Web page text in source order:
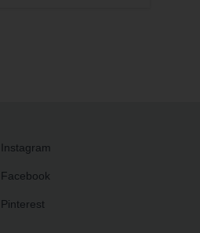
Instagram
Facebook
Pinterest